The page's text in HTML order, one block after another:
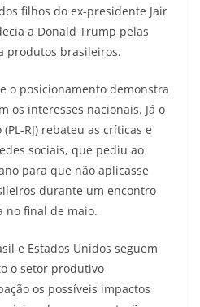
filhos do ex-presidente Jair
a Donald Trump pelas
produtos brasileiros.
o posicionamento demonstra
os interesses nacionais. Já o
RJ) rebateu as críticas e
sociais, que pediu ao
para que não aplicasse
durante um encontro
no final de maio.
e Estados Unidos seguem
o setor produtivo
os possíveis impactos